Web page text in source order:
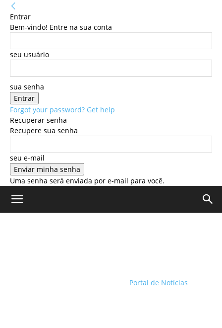
Entrar
Bem-vindo! Entre na sua conta
seu usuário
sua senha
Forgot your password? Get help
Recuperar senha
Recupere sua senha
seu e-mail
Uma senha será enviada por e-mail para você.
Portal de Notícias